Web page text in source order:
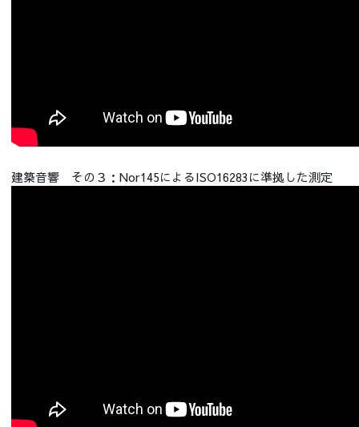
建築音響 その３：Nor145によるISO16283に準拠した測定